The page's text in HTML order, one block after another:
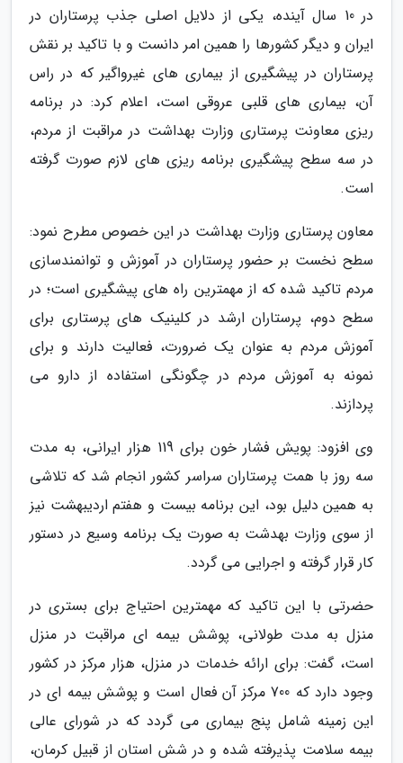
در 10 سال آینده، یکی از دلایل اصلی جذب پرستاران در
ایران و دیگر کشورها را همین امر دانست و با تاکید بر نقش
پرستاران در پیشگیری از بیماری های غیرواگیر که در راس
آن، بیماری های قلبی عروقی است، اعلام کرد: در برنامه
ریزی معاونت پرستاری وزارت بهداشت در مراقبت از مردم،
در سه سطح پیشگیری برنامه ریزی های لازم صورت گرفته
است.
معاون پرستاری وزارت بهداشت در این خصوص مطرح نمود:
سطح نخست بر حضور پرستاران در آموزش و توانمندسازی
مردم تاکید شده که از مهمترین راه های پیشگیری است؛ در
سطح دوم، پرستاران ارشد در کلینیک های پرستاری برای
آموزش مردم به عنوان یک ضرورت، فعالیت دارند و برای
نمونه به آموزش مردم در چگونگی استفاده از دارو می
پردازند.
وی افزود: پویش فشار خون برای 119 هزار ایرانی، به مدت
سه روز با همت پرستاران سراسر کشور انجام شد که تلاشی
به همین دلیل بود، این برنامه بیست و هفتم اردیبهشت نیز
از سوی وزارت بهدشت به صورت یک برنامه وسیع در دستور
کار قرار گرفته و اجرایی می گردد.
حضرتی با این تاکید که مهمترین احتیاج برای بستری در
منزل به مدت طولانی، پوشش بیمه ای مراقبت در منزل
است، گفت: برای ارائه خدمات در منزل، هزار مرکز در کشور
وجود دارد که 700 مرکز آن فعال است و پوشش بیمه ای در
این زمینه شامل پنج بیماری می گردد که در شورای عالی
بیمه سلامت پذیرفته شده و در شش استان از قبیل کرمان،